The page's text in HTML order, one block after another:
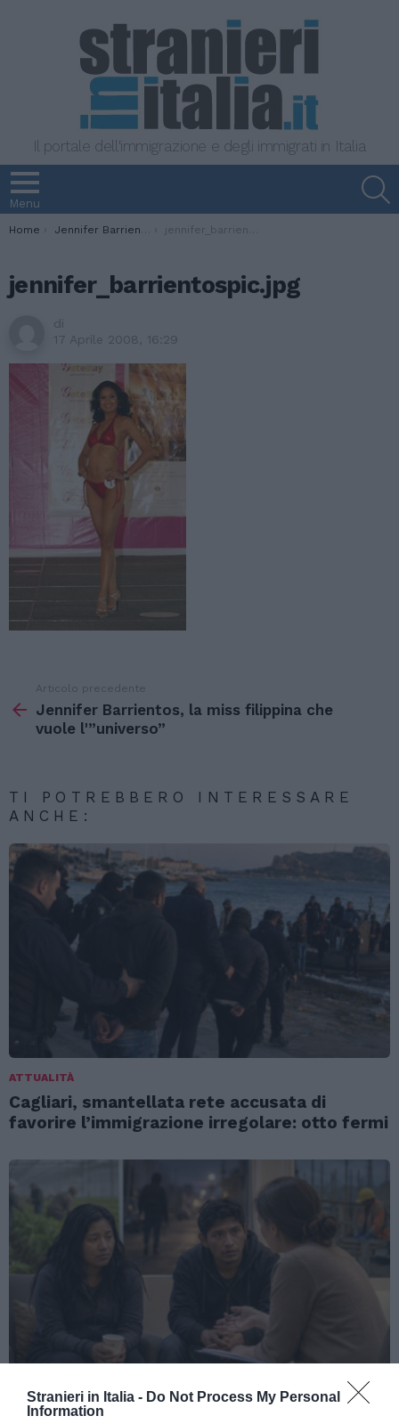
Stranieri in Italia - Do Not Process My Personal
Information
Il portale dell'immigrazione e degli immigrati in Italia
Menu
You are here:
Home Jennifer Barrientos, la miss filippina che vuole l'”universo” jennifer_barrientospic.jpg
jennifer_barrientospic.jpg
di
17 Aprile 2008, 16:29
di
Articolo precedente
Jennifer Barrientos, la miss filippina che
vuole l'”universo”
TI POTREBBERO INTERESSARE
ANCHE:
ATTUALITÀ
Cagliari, smantellata rete accusata di
favorire l’immigrazione irregolare: otto fermi
ATTUALITÀ
Tratta e grave sfruttamento, 36 milioni per